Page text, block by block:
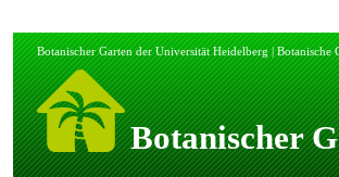
Botanischer Garten der Universität Heidelberg | Botanische
Botanischer